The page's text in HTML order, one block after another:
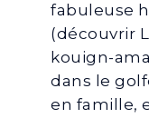
fabuleuse
(découvrir
kouign-
dans le
en famille,